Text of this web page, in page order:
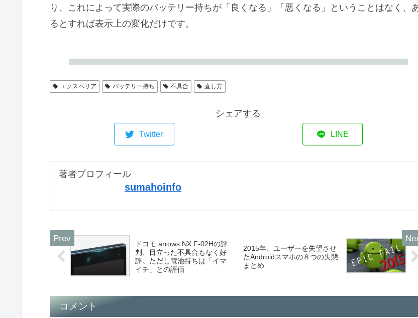
り、これによって実際のバッテリー持ちが「良くなる」「悪くなる」ということはなく、
るとすれば表示上の変化だけです。
エクスペリア バッテリー持ち 不具合 直し方
シェアする
Twitter LINE
著者プロフィール
sumahoinfo
ドコモ arrows NX F-02Hの評
判、目立った不具合もなく好
評。ただし電池持ちは「イマ
イチ」との評価
2015年、ユーザーを失望させ
たAndroidスマホの８つの失態
まとめ
コメント